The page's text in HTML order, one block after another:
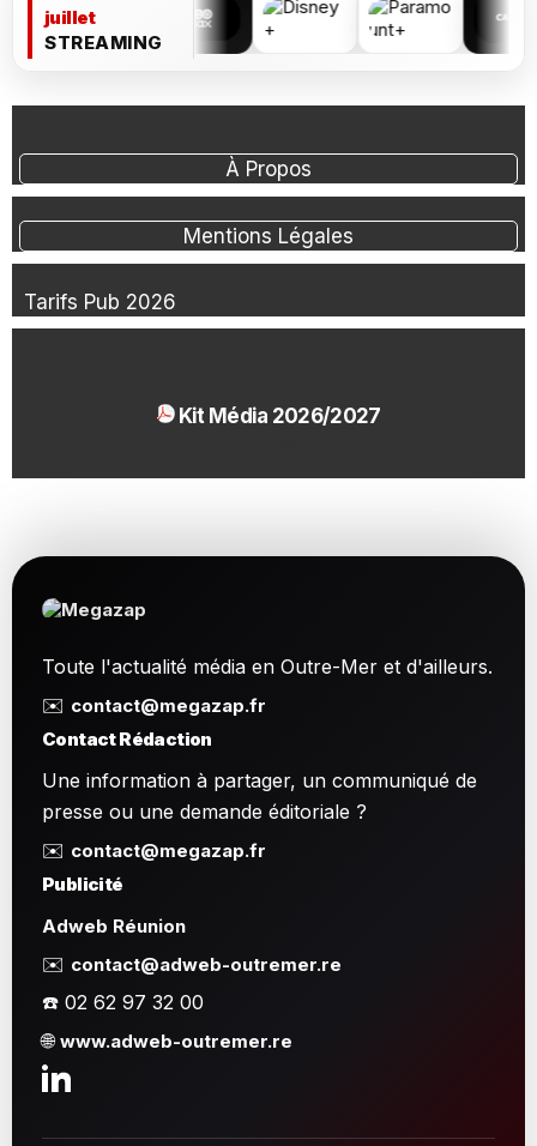
juillet
STREAMING
À Propos
Mentions Légales
Tarifs Pub 2026
Kit Média 2026/2027
Toute l'actualité média en Outre-Mer et d'ailleurs.
✉️ contact@megazap.fr
Contact Rédaction
Une information à partager, un communiqué de
presse ou une demande éditoriale ?
✉️ contact@megazap.fr
Publicité
Adweb Réunion
✉️ contact@adweb-outremer.re
☎️ 02 62 97 32 00
🌐www.adweb-outremer.re